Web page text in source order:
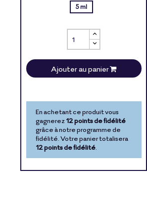
5 ml
Ajouter au panier
En achetant ce produit vous
gagnerez12 points de fidélité
grâce à notre programme de
fidélité. Votre panier totalisera
12 points de fidélité.